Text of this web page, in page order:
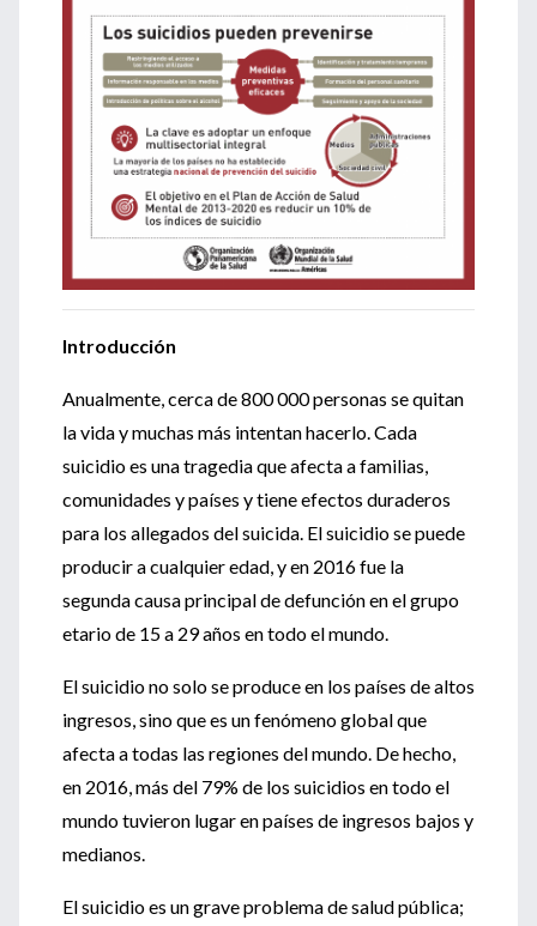
Introducción
Anualmente, cerca de 800 000 personas se quitan
la vida y muchas más intentan hacerlo. Cada
suicidio es una tragedia que afecta a familias,
comunidades y países y tiene efectos duraderos
para los allegados del suicida. El suicidio se puede
producir a cualquier edad, y en 2016 fue la
segunda causa principal de defunción en el grupo
etario de 15 a 29 años en todo el mundo.
El suicidio no solo se produce en los países de altos
ingresos, sino que es un fenómeno global que
afecta a todas las regiones del mundo. De hecho,
en 2016, más del 79% de los suicidios en todo el
mundo tuvieron lugar en países de ingresos bajos y
medianos.
El suicidio es un grave problema de salud pública;